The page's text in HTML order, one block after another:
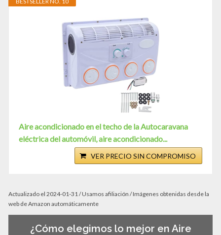
Aire acondicionado en el techo de la Autocaravana
eléctrica del automóvil, aire acondicionado...
VER PRECIO SIN COMPROMISO
Actualizado el 2024-01-31 / Usamos afiliación / Imágenes obtenidas desde la
web de Amazon automáticamente
¿Cómo elegimos lo mejor en Aire